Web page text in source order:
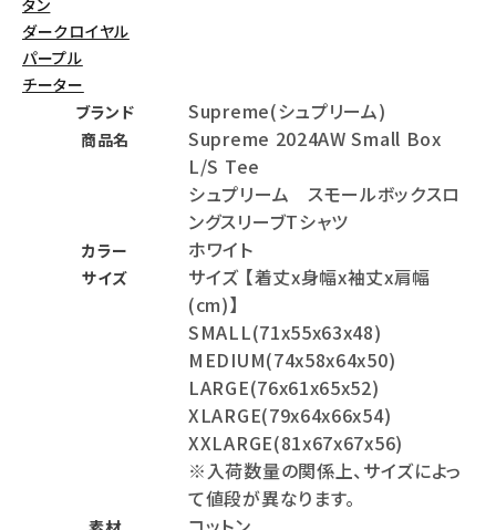
タン
ダークロイヤル
パープル
チーター
ブランド
Supreme(シュプリーム)
商品名
Supreme 2024AW Small Box
L/S Tee
シュプリーム スモールボックスロ
ングスリーブTシャツ
カラー ホワイト
サイズ
サイズ 【着丈x身幅x袖丈x肩幅
(cm)】
SMALL(71x55x63x48)
MEDIUM(74x58x64x50)
LARGE(76x61x65x52)
XLARGE(79x64x66x54)
XXLARGE(81x67x67x56)
※入荷数量の関係上、サイズによっ
て値段が異なります。